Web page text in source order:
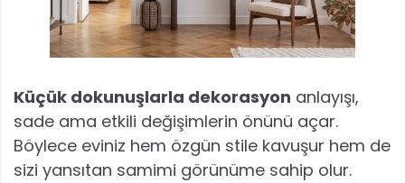
Küçük dokunuşlarla dekorasyon anlayışı,
sade ama etkili değişimlerin önünü açar.
Böylece eviniz hem özgün stile kavuşur hem de
sizi yansıtan samimi görünüme sahip olur.